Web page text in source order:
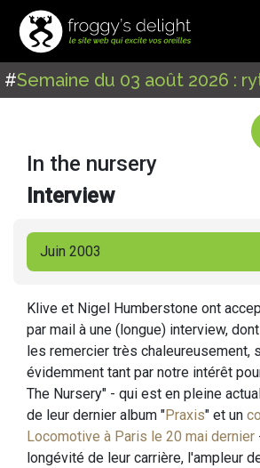
#Semaine du 03 août 2026 :
In the nursery
Interview
Juin 2003
Klive et Nigel Humberstone ont
par mail à une (longue) interview,
les remercier très chaleureusement,
évidemment tant par notre intérêt
The Nursery" - qui est en pleine
de leur dernier album "Praxis" et un
Locomotive à Paris le 20 mai dernier
longévité de leur carrière, l'ampleur